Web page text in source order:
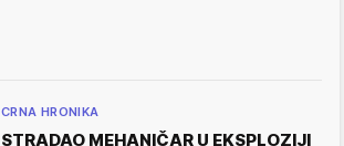
CRNA HRONIKA
STRADAO MEHANIČAR U EKSPLOZIJI